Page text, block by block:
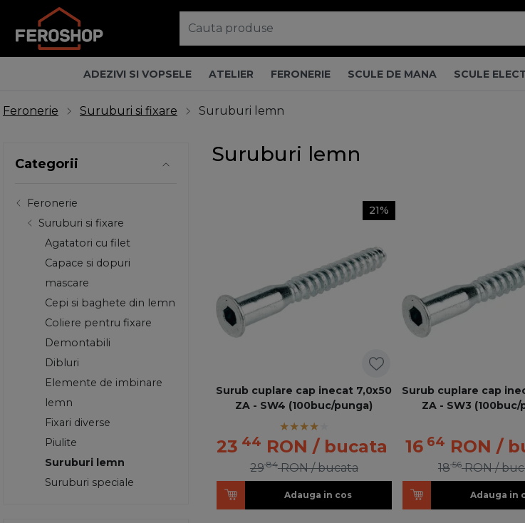
ADEZIVI SI VOPSELE ATELIER FERONERIE SCULE DE MANA SCULE
Feronerie Suruburi si fixare Suruburi lemn
Categorii
Feronerie
Suruburi si fixare
Agatatori cu filet
Capace si dopuri
mascare
Cepi si baghete din lemn
Coliere pentru fixare
Demontabili
Dibluri
Elemente de imbinare
lemn
Fixari diverse
Piulite
Suruburi lemn
Suruburi speciale
Suruburi lemn
21%
Surub cuplare cap inecat 7,0x50
ZA - SW4 (100buc/punga)
23 44 RON / bucata
2984 RON / bucata
Adauga in cos
Surub cuplare cap
ZA - SW3 (100buc/
16 64 RON /
1856 RON /
Adauga in